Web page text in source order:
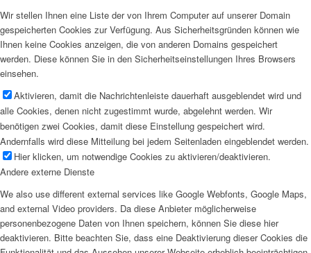
Wir stellen Ihnen eine Liste der von Ihrem Computer auf unserer Domain
gespeicherten Cookies zur Verfügung. Aus Sicherheitsgründen können wie
Ihnen keine Cookies anzeigen, die von anderen Domains gespeichert
werden. Diese können Sie in den Sicherheitseinstellungen Ihres Browsers
einsehen.
Aktivieren, damit die Nachrichtenleiste dauerhaft ausgeblendet wird und
alle Cookies, denen nicht zugestimmt wurde, abgelehnt werden. Wir
benötigen zwei Cookies, damit diese Einstellung gespeichert wird.
Andernfalls wird diese Mitteilung bei jedem Seitenladen eingeblendet werden.
Hier klicken, um notwendige Cookies zu aktivieren/deaktivieren.
Andere externe Dienste
We also use different external services like Google Webfonts, Google Maps,
and external Video providers. Da diese Anbieter möglicherweise
personenbezogene Daten von Ihnen speichern, können Sie diese hier
deaktivieren. Bitte beachten Sie, dass eine Deaktivierung dieser Cookies die